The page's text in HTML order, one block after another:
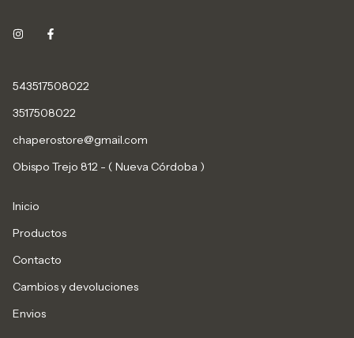
543517508022
3517508022
chaperostore@gmail.com
Obispo Trejo 812 - ( Nueva Córdoba )
Inicio
Productos
Contacto
Cambios y devoluciones
Envios